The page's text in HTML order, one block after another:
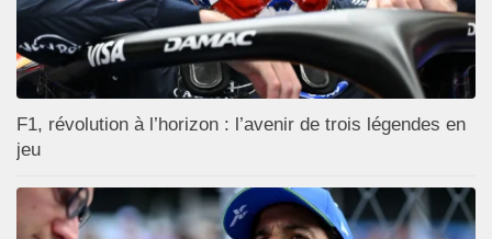
F1, révolution à l’horizon : l’avenir de trois légendes en
jeu